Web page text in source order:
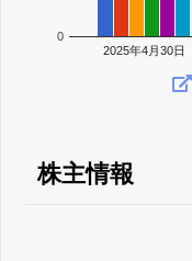
2025年4月30日
0
株主情報